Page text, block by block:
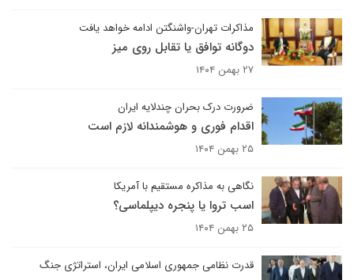
مذاکرات تهران-واشنگتن ادامه خواهد یافت
دوگانه توافق یا تقابل روی میز
۲۷ بهمن ۱۴۰۴
ضرورت درک بحران چندلایه ایران
اقدام فوری و هوشمندانه لازم است
۲۵ بهمن ۱۴۰۴
نگاهی به مذاکره مستقیم با آمریکا
اسب تروا یا پنجره دیپلماسی؟
۲۵ بهمن ۱۴۰۴
قدرت نظامی جمهوری اسلامی ایران، استراتژی جنگ